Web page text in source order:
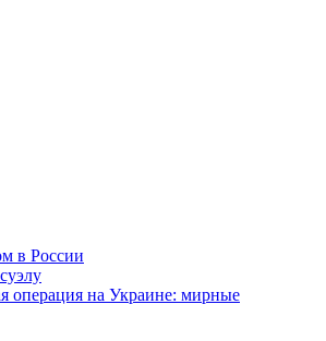
в России
операция на Украине: мирные